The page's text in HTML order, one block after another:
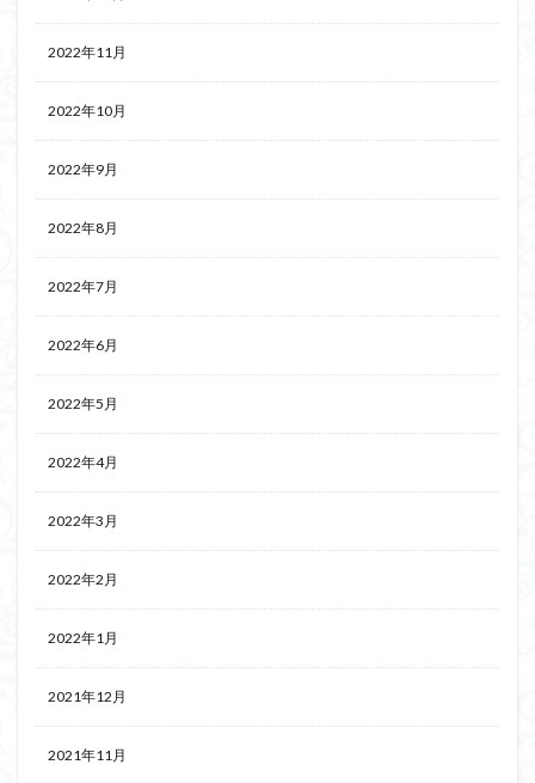
2022年11月
2022年10月
2022年9月
2022年8月
2022年7月
2022年6月
2022年5月
2022年4月
2022年3月
2022年2月
2022年1月
2021年12月
2021年11月